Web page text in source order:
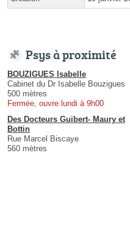
Psys à proximité
BOUZIGUES Isabelle
Cabinet du Dr Isabelle Bouzigues
500 mètres
Fermée, ouvre lundi à 9h00
Des Docteurs Guibert- Maury et
Bottin
Rue Marcel Biscaye
560 mètres